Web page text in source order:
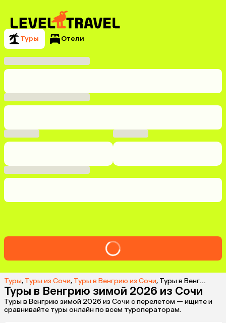
Туры Отели
Туры, Туры из Сочи, Туры в Венгрию из Сочи, Туры в Венгрию зимой 2026 из Сочи
Туры в Венгрию зимой 2026 из Сочи
Туры в Венгрию зимой 2026 из Сочи с перелетом — ищите и
сравнивайте туры онлайн по всем туроператорам.